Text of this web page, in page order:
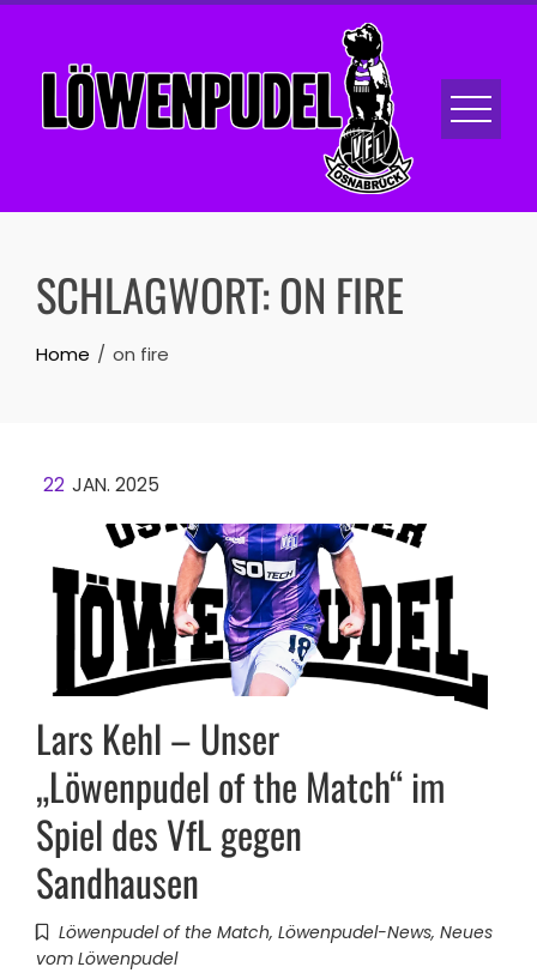
Skip
content
SCHLAGWORT:ON FIRE
Home on fire
22 JAN. 2025
Lars Kehl – Unser
„Löwenpudel of the Match“ im
Spiel des VfL gegen
Sandhausen
Löwenpudel of the Match, Löwenpudel-News, Neues
vom Löwenpudel